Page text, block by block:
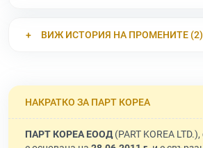
ВИЖ ИСТОРИЯ НА ПРОМЕНИТЕ (2)
НАКРАТКО ЗА ПАРТ КОРЕА
ПАРТ КОРЕА ЕООД(PART KOREA